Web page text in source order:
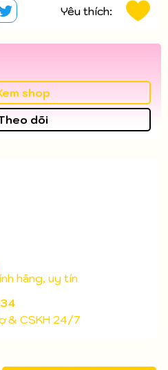
Yêu thích:
shop
dõi
hãng, uy tín
& CSKH 24/7